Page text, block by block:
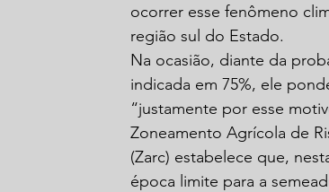
ocorrer esse fenômeno
região sul do Estado.
Na ocasião, diante da
indicada em 75%, ele
“justamente por esse
Zoneamento Agrícola de
(Zarc) estabelece que,
época limite para a